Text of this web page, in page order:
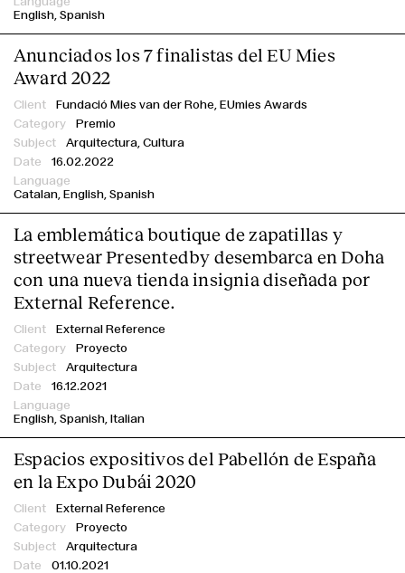
English Spanish
Anunciados los 7 finalistas del EU Mies
Award 2022
Fundació Mies van der Rohe, EUmies Awards
Premio
Arquitectura, Cultura
16.02.2022
Catalan English Spanish
La emblemática boutique de zapatillas y
streetwear Presentedby desembarca en Doha
con una nueva tienda insignia diseñada por
External Reference.
External Reference
Proyecto
Arquitectura
16.12.2021
English Spanish Italian
Espacios expositivos del Pabellón de España
en la Expo Dubái 2020
External Reference
Proyecto
Arquitectura
01.10.2021